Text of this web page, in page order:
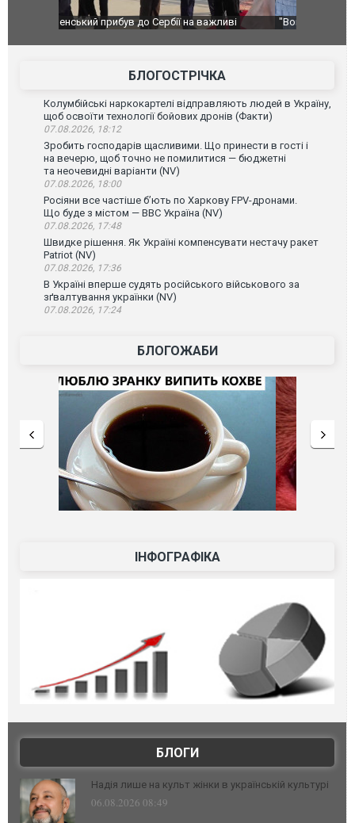
"Вони воюють, самі хочуть воювати, бо дурні": у
зневажливих слів про українських захисників.
В
порт: над
ВІДЕО
БЛОГОСТРІЧКА
Колумбійські наркокартелі відправляють людей в Україну,
щоб освоїти технології бойових дронів (Факти)
07.08.2026, 18:12
Зробить господарів щасливими. Що принести в гості і
на вечерю, щоб точно не помилитися — бюджетні
та неочевидні варіанти (NV)
07.08.2026, 18:00
Росіяни все частіше бʼють по Харкову FPV-дронами.
Що буде з містом — ВВС Україна (NV)
07.08.2026, 17:48
Швидке рішення. Як Україні компенсувати нестачу ракет
Patriot (NV)
07.08.2026, 17:36
В Україні вперше судять російського військового за
зґвалтування українки (NV)
07.08.2026, 17:24
БЛОГОЖАБИ
ІНФОГРАФІКА
БЛОГИ
Надія лише на культ жінки в українській культурі
06.08.2026 08:49